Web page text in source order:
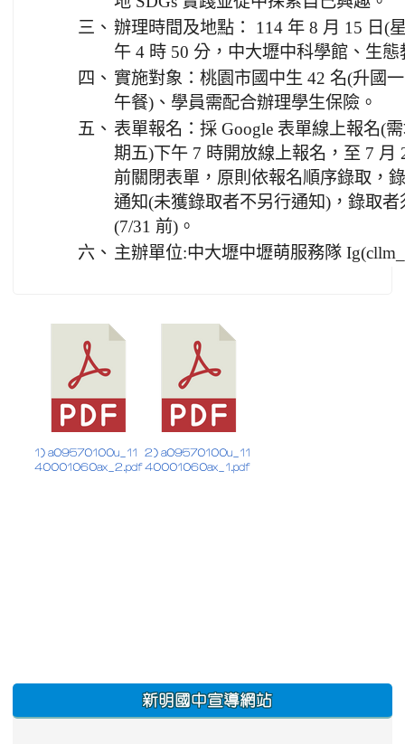
三、 辦理時間及地點： 114 年 8 月 15 日(
午 4 時 50 分，中大壢中科學館、生
四、 實施對象：桃園市國中生 42 名(升國
午餐)、學員需配合辦理學生保險。
五、 表單報名：採 Google 表單線上報名(
期五)下午 7 時開放線上報名，至 7 月
前關閉表單，原則依報名順序錄取，
通知(未獲錄取者不另行通知)，錄取
(7/31 前)。
六、 主辦單位:中大壢中壢萌服務隊
1) a09570100u_11
40001060ax_2.pdf
2) a09570100u_11
40001060ax_1.pdf
:::
新明國中宣導網站